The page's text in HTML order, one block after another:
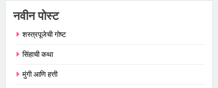
नवीन पोस्ट
शस्त्रपूजेची गोष्ट
सिंहाची कथा
मुंगी आणि हत्ती